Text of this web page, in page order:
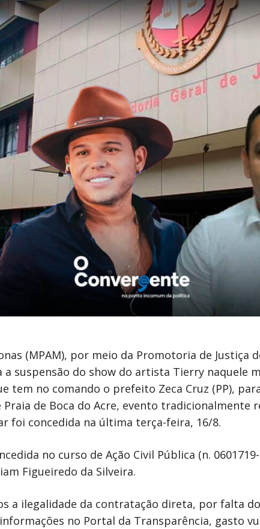
(MPAM), por meio da Promotoria de Justiça
suspensão do show do artista Tierry naquele
tem no comando o prefeito Zeca Cruz (PP),
de Boca do Acre, evento tradicionalmente
foi concedida na última terça-feira, 16/8.
no curso de Ação Civil Pública (n.
Figueiredo da Silveira.
a ilegalidade da contratação direta, por falta
no Portal da Transparência, gasto